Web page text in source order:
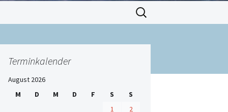
Suchen
nach:
Terminkalender
August 2026
M
D M D F S
S
1
2